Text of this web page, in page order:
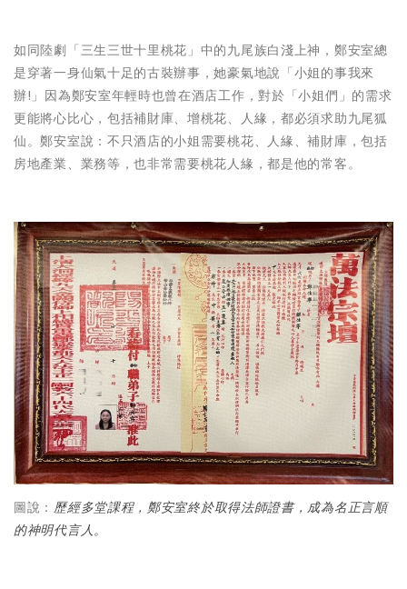
如同陸劇「三生三世十里桃花」中的九尾族白淺上神，鄭安室總
是穿著一身仙氣十足的古裝辦事，她豪氣地說「小姐的事我來
辦!」因為鄭安室年輕時也曾在酒店工作，對於「小姐們」的需求
更能將心比心，包括補財庫、增桃花、人緣，都必須求助九尾狐
仙。鄭安室說：不只酒店的小姐需要桃花、人緣、補財庫，包括
房地產業、業務等，也非常需要桃花人緣，都是他的常客。
圖說：歷經多堂課程，鄭安室終於取得法師證書，成為名正言順
的神明代言人。